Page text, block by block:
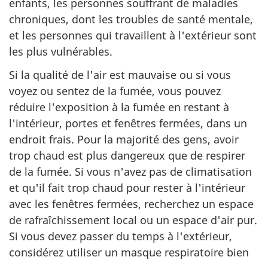
enfants, les personnes souffrant de maladies
chroniques, dont les troubles de santé mentale,
et les personnes qui travaillent à l'extérieur sont
les plus vulnérables.
Si la qualité de l'air est mauvaise ou si vous
voyez ou sentez de la fumée, vous pouvez
réduire l'exposition à la fumée en restant à
l'intérieur, portes et fenêtres fermées, dans un
endroit frais. Pour la majorité des gens, avoir
trop chaud est plus dangereux que de respirer
de la fumée. Si vous n'avez pas de climatisation
et qu'il fait trop chaud pour rester à l'intérieur
avec les fenêtres fermées, recherchez un espace
de rafraîchissement local ou un espace d'air pur.
Si vous devez passer du temps à l'extérieur,
considérez utiliser un masque respiratoire bien